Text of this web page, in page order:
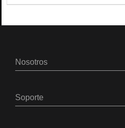
Nosotros
Soporte